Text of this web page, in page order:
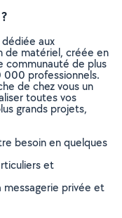
dédiée aux
de matériel, créée en
communauté de plus
professionnels.
de chez vous un
toutes vos
grands projets,
besoin en quelques
et
messagerie privée et